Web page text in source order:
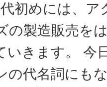
初めには、ア
の製造販売を
いきます。 今
の代名詞にも